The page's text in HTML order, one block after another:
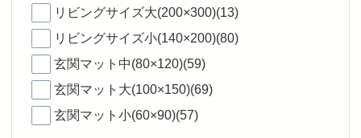
リビングサイズ大(200×300)(13)
リビングサイズ小(140×200)(80)
玄関マット中(80×120)(59)
玄関マット大(100×150)(69)
玄関マット小(60×90)(57)